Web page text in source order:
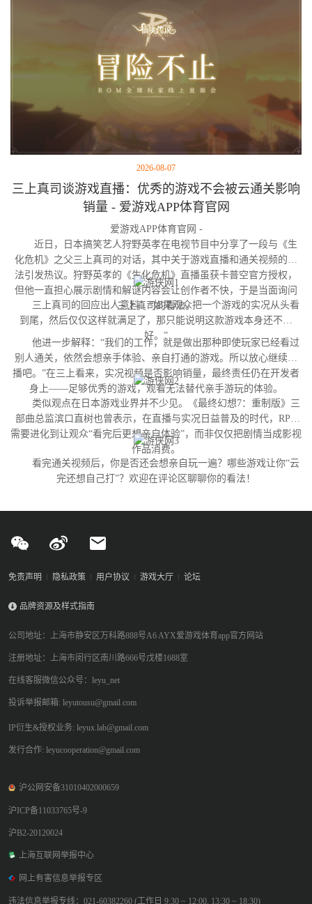
2026-08-07
三上真司谈游戏直播：优秀的游戏不会被云通关影响
销量 - 爱游戏APP体育官网
爱游戏APP体育官网 -
近日，日本搞笑艺人狩野英孝在电视节目中分享了一段与《生
化危机》之父三上真司的对话，其中关于游戏直播和通关视频的看
法引发热议。狩野英孝的《生化危机》直播虽获卡普空官方授权，
但他一直担心展示剧情和解谜内容会让创作者不快，于是当面询问
三上真司的看法。
三上真司的回应出人意料：“如果观众把一个游戏的实况从头看
到尾，然后仅仅这样就满足了，那只能说明这款游戏本身还不够
好。”
他进一步解释：“我们的工作，就是做出那种即使玩家已经看过
别人通关，依然会想亲手体验、亲自打通的游戏。所以放心继续直
播吧。”在三上看来，实况视频是否影响销量，最终责任仍在开发者
身上——足够优秀的游戏，观看无法替代亲手游玩的体验。
类似观点在日本游戏业界并不少见。《最终幻想7：重制版》三
部曲总监滨口直树也曾表示，在直播与实况日益普及的时代，RPG
需要进化到让观众“看完后更想亲自体验”，而非仅仅把剧情当成影视
作品消费。
看完通关视频后，你是否还会想亲自玩一遍？哪些游戏让你“云
完还想自己打”？欢迎在评论区聊聊你的看法！
免责声明 隐私政策 用户协议 游戏大厅 论坛
品牌资源及样式指南
公司地址：上海市静安区万科路888号A6 AYX爱游戏体育app官方网站
注册地址：上海市闵行区南川路666号戊楼1688室
在线客服微信公众号：leyu_net
投诉举报邮箱: leyutousu@gmail.com
IP衍生&授权业务: leyux.lab@gmail.com
发行合作: leyucooperation@gmail.com
沪公网安备31010402000659
沪ICP备11033765号-9
沪B2-20120024
上海互联网举报中心
网上有害信息举报专区
违法信息举报专线：021-60382260 (工作日 9:30 ~ 12:00, 13:30 ~ 18:30)